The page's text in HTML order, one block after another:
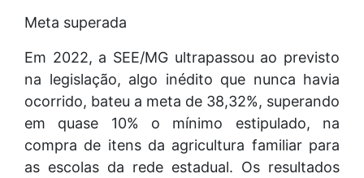
Meta superada
Em 2022, a SEE/MG ultrapassou ao previsto
na legislação, algo inédito que nunca havia
ocorrido, bateu a meta de 38,32%, superando
em quase 10% o mínimo estipulado, na
compra de itens da agricultura familiar para
as escolas da rede estadual. Os resultados